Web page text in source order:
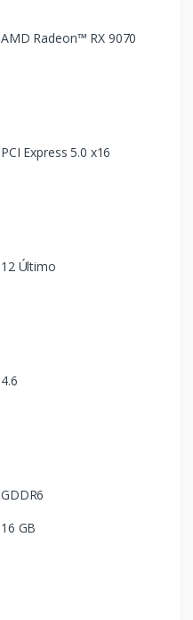
AMD Radeon™ RX 9070
PCI Express 5.0 x16
12 Último
4.6
GDDR6
16 GB